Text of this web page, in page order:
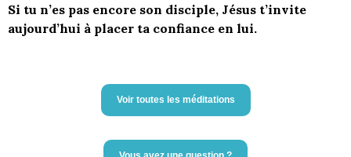
Si tu n’es pas encore son disciple, Jésus t’invite
aujourd’hui à placer ta confiance en lui.
Voir toutes les méditations